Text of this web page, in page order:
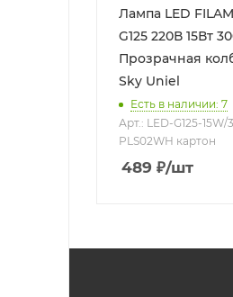
Лампа LED
G125 220В 15Вт
Прозрачная
Sky Uniel
Есть в наличии: 7
Арт.: LED-G125-15W/
PLS02WH картон
489 ₽/шт